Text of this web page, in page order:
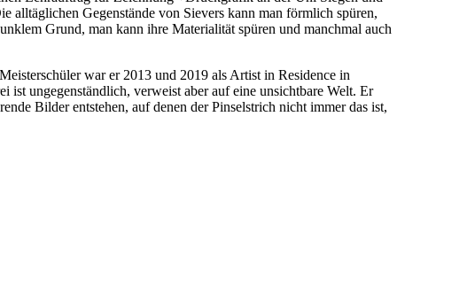
Gegenstände von Sievers kann man förmlich spüren,
Grund, man kann ihre Materialität spüren und manchmal auch
war er 2013 und 2019 als Artist in Residence in
ist ungegenständlich, verweist aber auf eine unsichtbare Welt. Er
Bilder entstehen, auf denen der Pinselstrich nicht immer das ist,